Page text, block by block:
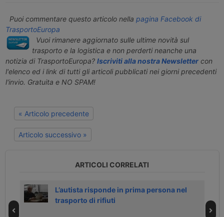
Puoi commentare questo articolo nella pagina Facebook di
TrasportoEuropa
Vuoi rimanere aggiornato sulle ultime novità sul
trasporto e la logistica e non perderti neanche una
notizia di TrasportoEuropa? Iscriviti alla nostra Newslettercon
l'elenco ed i link di tutti gli articoli pubblicati nei giorni precedenti
l'invio. Gratuita e NO SPAM!
« Articolo precedente
Articolo successivo »
ARTICOLI CORRELATI
L’autista risponde in prima persona nel
trasporto di rifiuti